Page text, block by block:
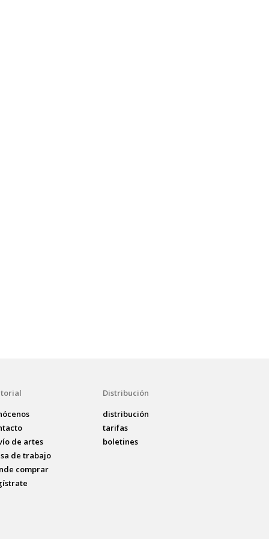
de artes
de trabajo
comprar
Distribución
distribución
tarifas
boletines